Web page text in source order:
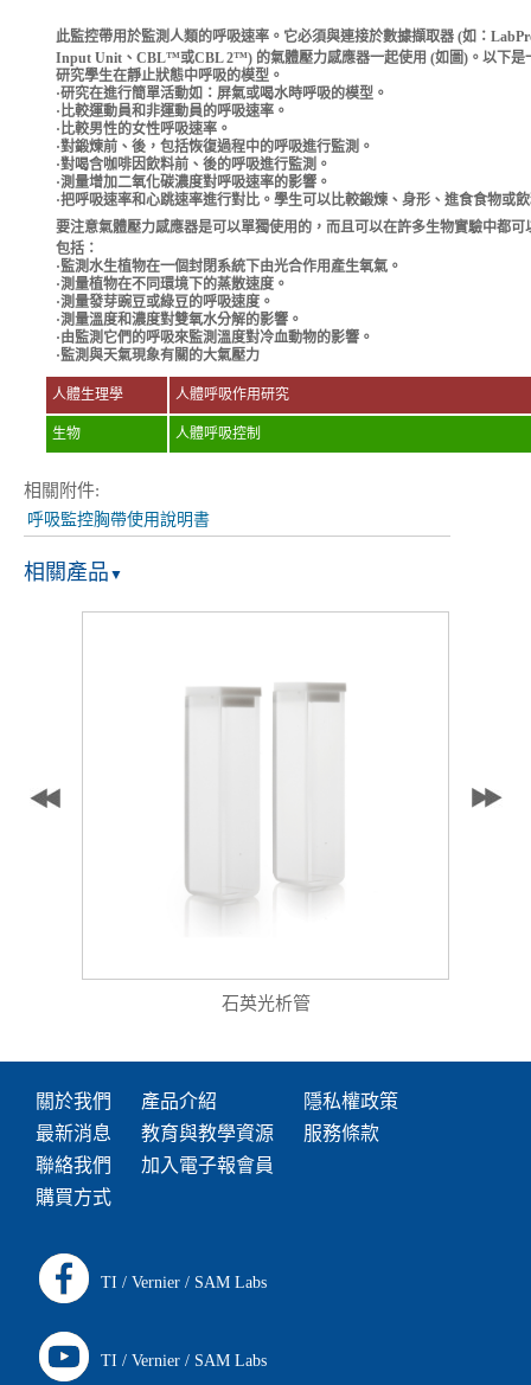
此監控帶用於監測人類的呼吸速率。它必須與連接於數據擷取器 (如：
Input Unit 、CBL™或CBL 2™) 的氣體壓力感應器一起使用 (如圖) 。以下
研究學生在靜止狀態中呼吸的模型。
·研究在進行簡單活動如：屏氣或喝水時呼吸的模型。
·比較運動員和非運動員的呼吸速率。
·比較男性的女性呼吸速率。
·對鍛煉前、後，包括恢復過程中的呼吸進行監測。
·對喝含咖啡因飲料前、後的呼吸進行監測。
·測量增加二氧化碳濃度對呼吸速率的影響。
·把呼吸速率和心跳速率進行對比。學生可以比較鍛煉、身形、進食食物或
要注意氣體壓力感應器是可以單獨使用的，而且可以在許多生物實驗中都
包括：
·監測水生植物在一個封閉系統下由光合作用產生氧氣。
·測量植物在不同環境下的蒸散速度。
·測量發芽豌豆或綠豆的呼吸速度。
·測量溫度和濃度對雙氧水分解的影響。
·由監測它們的呼吸來監測溫度對冷血動物的影響。
·監測與天氣現象有關的大氣壓力
人體生理學 人體呼吸作用研究
生物 人體呼吸控制
相關附件:
呼吸監控胸帶使用說明書
相關產品 ▼
石英光析管
關於我們
最新消息
聯絡我們
購買方式
產品介紹
教育與教學資源
加入電子報會員
隱私權政策
服務條款
TI / Vernier / SAM Labs
TI / Vernier / SAM Labs